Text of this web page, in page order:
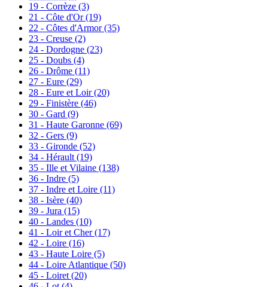
19 - Corrèze (3)
21 - Côte d'Or(19)
22 - Côtes d'Armor(35)
23 - Creuse (2)
24 - Dordogne (23)
25 - Doubs (4)
26 - Drôme (11)
27 - Eure (29)
28 - Eure et Loir(20)
29 - Finistère (46)
30 - Gard (9)
31 - Haute Garonne (69)
32 - Gers (9)
33 - Gironde (52)
34 - Hérault (19)
35 - Ille et Vilaine (138)
36 - Indre (5)
37 - Indre et Loire (11)
38 - Isère (40)
39 - Jura (15)
40 - Landes (10)
41 - Loir et Cher(17)
42 - Loire (16)
43 - Haute Loire (5)
44 - Loire Atlantique (50)
45 - Loiret (20)